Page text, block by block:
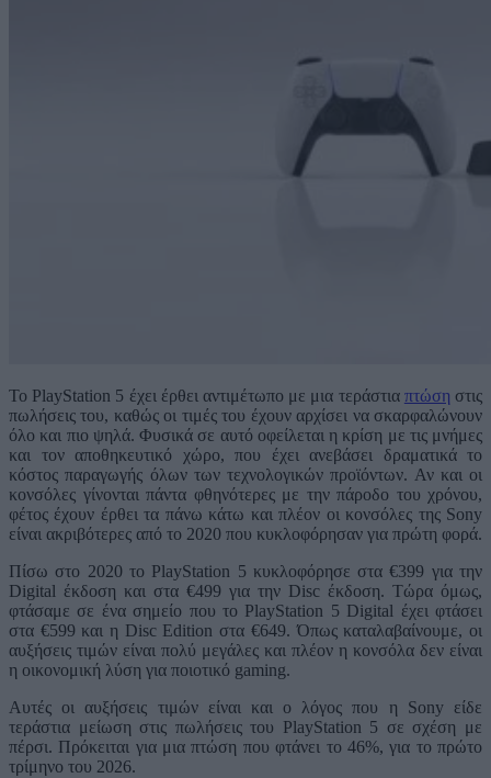
Το PlayStation 5 έχει έρθει αντιμέτωπο με μια τεράστια πτώση στις
πωλήσεις του, καθώς οι τιμές του έχουν αρχίσει να σκαρφαλώνουν
όλο και πιο ψηλά. Φυσικά σε αυτό οφείλεται η κρίση με τις μνήμες
και τον αποθηκευτικό χώρο, που έχει ανεβάσει δραματικά το
κόστος παραγωγής όλων των τεχνολογικών προϊόντων. Αν και οι
κονσόλες γίνονται πάντα φθηνότερες με την πάροδο του χρόνου,
φέτος έχουν έρθει τα πάνω κάτω και πλέον οι κονσόλες της Sony
είναι ακριβότερες από το 2020 που κυκλοφόρησαν για πρώτη φορά.
Πίσω στο 2020 το PlayStation 5 κυκλοφόρησε στα €399 για την
Digital έκδοση και στα €499 για την Disc έκδοση. Τώρα όμως,
φτάσαμε σε ένα σημείο που το PlayStation 5 Digital έχει φτάσει
στα €599 και η Disc Edition στα €649. Όπως καταλαβαίνουμε, οι
αυξήσεις τιμών είναι πολύ μεγάλες και πλέον η κονσόλα δεν είναι
η οικονομική λύση για ποιοτικό gaming.
Αυτές οι αυξήσεις τιμών είναι και ο λόγος που η Sony είδε
τεράστια μείωση στις πωλήσεις του PlayStation 5 σε σχέση με
πέρσι. Πρόκειται για μια πτώση που φτάνει το 46%, για το πρώτο
τρίμηνο του 2026.